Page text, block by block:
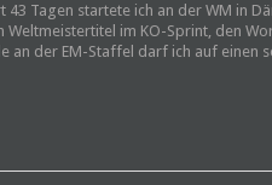
Tagen startete ich an der WM in
Weltmeistertitel im KO-Sprint, den
an der EM-Staffel darf ich auf einen